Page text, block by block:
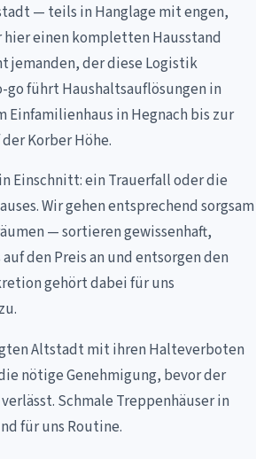
— teils in Hanglage mit engen,
einen kompletten Hausstand
jemanden, der diese Logistik
führt Haushaltsauflösungen in
Einfamilienhaus in Hegnach bis zur
Korber Höhe.
Einschnitt: ein Trauerfall oder die
Wir gehen entsprechend sorgsam
— sortieren gewissenhaft,
den Preis an und entsorgen den
gehört dabei für uns
Altstadt mit ihren Halteverboten
nötige Genehmigung, bevor der
Schmale Treppenhäuser in
für uns Routine.